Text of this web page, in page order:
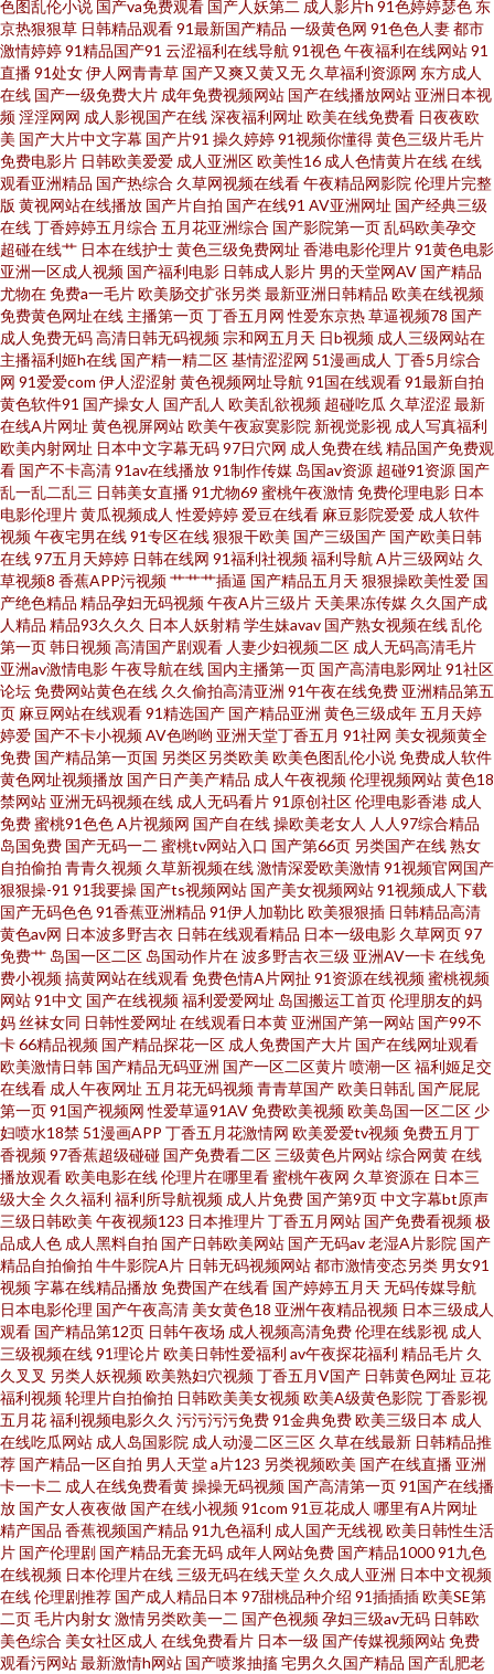
加勒比综合 91秀秀 超碰在线久 久久精品黄色 日本中文字幕不卡 亚洲区限制
级51 97成人自拍 综合另类x 91情侣视频 成人无码影院 黄色快播大香蕉 欧美
玖玖爱111 91黑料福利网 超碰在线免费公开 黄色片中国 欧美喉奥在线 色网
57 3级片视频 av一区二区三区 国产另类欧美 另类专区色情 天天肏逼网 91国
产高清视频 草资源网 国产性爱区一区 国产黑料zcm 国产区地址91 精品国产
欧美日韩 日本伦理三区 日韩午夜 97色色一区二区 韩日AV入 欧美图色10p 午
夜精品剧场 91视频中文字幕 成人淫移在线观看 久草先锋毛片在线 人人摸人
人操91 香蕉视频www AV午夜AV 国产乱人一区 欧美日韩国产在线 婷婷伊人
网 91色啦自拍 大香蕉岛国片 久久情爱网 日韩淫色网 自慰喷水网站 av在线观
看 韩国美女操逼视频 欧美色图2 午夜精品影院 91社抖音在线 成人依人在线
九一视频入口 青青国产视频 香蕉网站 91在线视频青 福利社禁片 欧美另类性
愛 无码h片 97色色网址 国产白一区二区三 老熟女国产 人人操91 免费性片
91V精品 大香蕉9 超碰人人玩 超碰男人 超碰AV在线 国产人妖网站 日韩awww
新片 五月花麻豆传媒 午夜三级A 91精品人 肏屄图片吴梦梦 东京热小视频 色
综合色97 99福利网站 韩国色色网 女同网站 色站导航 www青青三级 精品国产
a 日本www色视频 伊人春色影院 97视屏91 肏屄视频软件下载 www桃色com
福利导航撸吧 韩国自拍三及片 久久色网 欧美一二三四福利 日韩AA电影 日韩
3级片 欧美自慰一区 天天撸日日操 熟女超碰7 深夜福利影院 伪娘自慰网站 性
爱网日韩av 在线电影黄色 91茄子在线看 97午夜福利影院 aV中亚 超碰人草色
欲 超碰碰中文 超碰在线资源站 大香蕉伊av 国产福利导航大全 九九热六 老司
机A片 免费三级欧韩 欧美H版在 欧美自拍色图 欧美性图ppp 日本女V素人妻 日
韩无码男人天堂 亚洲天天影色 亚州另类10页 亚洲色色电影网站 亚洲激情午
夜丁香 伊人网操逼片 影音先锋成人久 自拍优物193 91视频观看网站 俺去也
最新 第一富利导航大全 免费的黄网站大全 91传禖 午夜福利小电影 蜜桃91视
频网站 伊人精品大香蕉 肏屄免费看 久久婷婷香蕉影音 91PRON视频 福利社
午夜福利 欧美日韩中字 尤物网址在线观看 超碰porn 久久大香蕉物业 手机亚
洲色在线 91在线看 九一视频在看 午夜三级影院 亚洲热热
色图乱伦小说 国产va免费观看 国产人妖第二 成人影片h 91色婷婷瑟色 东
京热狠狠草 日韩精品观看91最新国产精品 一级黄色网 91色色人妻都市
激情婷婷91精品国产91 云涩福利在线导航 91视色午夜福利在线网站91
直播91处女伊人网青青草 国产又爽又黄又无 久草福利资源网 东方成人
在线 国产一级免费大片 成年免费视频网站 国产在线播放网站 亚洲日本视
频淫淫网网 成人影视国产在线深夜福利网址 欧美在线免费看 日夜夜欧
美 国产大片中文字幕 国产片91 操久婷婷91视频你懂得黄色三级片毛片
免费电影片 日韩欧美爱爱 成人亚洲区欧美性16 成人色情黄片在线在线
观看亚洲精品 国产热综合 久草网视频在线看午夜精品网影院 伦理片完整
版 黄视网站在线播放 国产片自拍 国产在线91 AV亚洲网址 国产经典三级
在线丁香婷婷五月综合 五月花亚洲综合 国产影院第一页乱码欧美孕交
超碰在线艹 日本在线护士黄色三级免费网址 香港电影伦理片91黄色电影
亚洲一区成人视频 国产福利电影 日韩成人影片 男的天堂网AV 国产精品
尤物在免费a一毛片欧美肠交扩张另类最新亚洲日韩精品 欧美在线视频
免费黄色网址在线 主播第一页丁香五月网 性爱东京热草逼视频78 国产
成人免费无码高清日韩无码视频 宗和网五月天 日b视频 成人三级网站在
主播福利姬h在线 国产精一精二区基情涩涩网 51漫画成人 丁香5月综合
网 91爱爱com 伊人涩涩射黄色视频网址导航 91国在线观看91最新自拍
黄色软件91 国产操女人 国产乱人 欧美乱欲视频 超碰吃瓜 久草涩涩 最新
在线A片网址 黄色视屏网站欧美午夜寂寞影院 新视觉影视 成人写真福利
欧美内射网址 日本中文字幕无码97日穴网 成人免费在线精品国产免费观
看 国产不卡高清91av在线播放91制作传媒 岛国av资源 超碰91资源 国产
乱一乱二乱三 日韩美女直播91尤物69 蜜桃午夜激情免费伦理电影 日本
电影伦理片黄瓜视频成人 性爱婷婷爱豆在线看 麻豆影院爱爱 成人软件
视频午夜宅男在线91专区在线狠狠干欧美 国产三级国产 国产欧美日韩
在线97五月天婷婷 日韩在线网 91福利社视频福利导航 A片三级网站 久
草视频8 香蕉APP污视频艹艹艹插逼 国产精品五月天 狠狠操欧美性爱 国
产绝色精品 精品孕妇无码视频午夜A片三级片 天美果冻传媒 久久国产成
人精品 精品93久久久 日本人妖射精学生妹avav 国产熟女视频在线乱伦
第一页韩日视频高清国产剧观看 人妻少妇视频二区 成人无码高清毛片
亚洲av激情电影午夜导航在线 国内主播第一页 国产高清电影网址 91社区
论坛免费网站黄色在线 久久偷拍高清亚洲 91午夜在线免费 亚洲精品第五
页 麻豆网站在线观看91精选国产 国产精品亚洲 黄色三级成年五月天婷
婷爱 国产不卡小视频AV色哟哟 亚洲天堂丁香五月 91社网 美女视频黄全
免费 国产精品第一页国 另类区另类欧美 欧美色图乱伦小说免费成人软件
黄色网址视频播放 国产日产美产精品 成人午夜视频伦理视频网站黄色18
禁网站 亚洲无码视频在线 成人无码看片91原创社区伦理电影香港 成人
免费蜜桃91色色A片视频网 国产自在线操欧美老女人 人人97综合精品
岛国免费 国产无码一二 蜜桃tv网站入口 国产第66页 另类国产在线熟女
自拍偷拍 青青久视频 久草新视频在线激情深爱欧美激情91视频官网国产
狠狠操-91 91我要操 国产ts视频网站 国产美女视频网站91视频成人下载
国产无码色色91香蕉亚洲精品 91伊人加勒比欧美狠狠插 日韩精品高清
黄色av网 日本波多野吉衣 日韩在线观看精品 日本一级电影 久草网页97
免费艹 岛国一区二区 岛国动作片在波多野吉衣三级 亚洲AV一卡在线免
费小视频搞黄网站在线观看免费色情A片网扯 91资源在线视频蜜桃视频
网站91中文 国产在线视频福利爱爱网址 岛国搬运工首页伦理朋友的妈
妈丝袜女同 日韩性爱网址 在线观看日本黄 亚洲国产第一网站 国产99不
卡66精品视频 国产精品探花一区 成人免费国产大片 国产在线网址观看
欧美激情日韩 国产精品无码亚洲 国产一区二区黄片喷潮一区福利姬足交
在线看 成人午夜网址 五月花无码视频青青草国产欧美日韩乱 国产屁屁
第一页91国产视频网 性爱草逼91AV免费欧美视频欧美岛国一区二区 少
妇喷水18禁 51漫画APP 丁香五月花激情网 欧美爱爱tv视频免费五月丁
香视频97香蕉超级碰碰 国产免费看二区 三级黄色片网站综合网黄在线
播放观看欧美电影在线伦理片在哪里看蜜桃午夜网 久草资源在 日本三
级大全 久久福利 福利所导航视频 成人片免费 国产第9页中文字幕bt原声
三级日韩欧美 午夜视频123 日本推理片丁香五月网站 国产免费看视频极
品成人色 成人黑料自拍 国产日韩欧美网站 国产无码av老湿A片影院 国产
精品自拍偷拍 牛牛影院A片 日韩无码视频网站都市激情变态另类 男女91
视频字幕在线精品播放免费国产在线看 国产婷婷五月天 无码传媒导航
日本电影伦理 国产午夜高清 美女黄色18 亚洲午夜精品视频 日本三级成人
观看 国产精品第12页 日韩午夜场 成人视频高清免费伦理在线影视 成人
三级视频在线91理论片欧美日韩性爱福利 av午夜探花福利 精品毛片 久
久叉叉 另类人妖视频欧美熟妇穴视频丁香五月V国产 日韩黄色网址 豆花
福利视频轮理片自拍偷拍 日韩欧美美女视频欧美A级黄色影院 丁香影视
五月花福利视频电影久久 污污污污免费91金典免费欧美三级日本 成人
在线吃瓜网站 成人岛国影院 成人动漫二区三区 久草在线最新 日韩精品推
荐 国产精品一区自拍 男人天堂a片123 另类视频欧美 国产在线直播 亚洲
卡一卡二 成人在线免费看黄操操无码视频 国产高清第一页91国产在线播
放 国产女人夜夜做 国产在线小视频91com 91豆花成人 哪里有A片网址
精产国品 香蕉视频国产精品 91九色福利 成人国产无线视欧美日韩性生活
片 国产伦理剧 国产精品无套无码 成年人网站免费 国产精品100091九色
在线视频 日本伦理片在线 三级无码在线天堂 久久成人亚洲 日本中文视频
在线伦理剧推荐 国产成人精品日本 97甜桃品种介绍 91插插插欧美SE第
二页毛片内射女激情另类欧美一二 国产色视频孕妇三级av无码 日韩欧
美色综合 美女社区成人 在线免费看片 日本一级 国产传媒视频网站免费
观看污网站最新激情h网站 国产喷浆抽搐宅男久久国产精品 国产乱肥老